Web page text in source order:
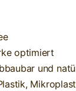
optimiert
und